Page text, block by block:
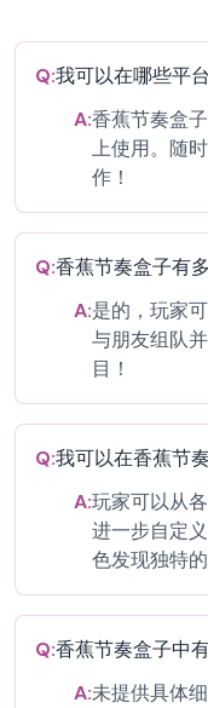
Q:我可以在哪些平
A:香蕉节奏盒
上使用。随
作！
Q:香蕉节奏盒子有
A:是的，玩家
与朋友组队
目！
Q:我可以在香蕉节
A:玩家可以从
进一步自定
色发现独特的
Q:香蕉节奏盒子中
A:未提供具体